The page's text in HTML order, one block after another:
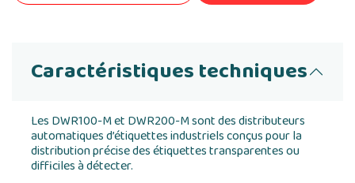
Caractéristiques techniques
Les DWR100-M et DWR200-M sont des distributeurs
automatiques d’étiquettes industriels conçus pour la
distribution précise des étiquettes transparentes ou
difficiles à détecter.